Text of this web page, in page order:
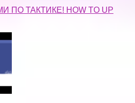
ПО ТАКТИКЕ! HOW TO UP